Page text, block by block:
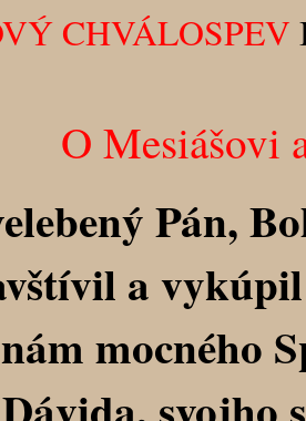
CHVÁLOSPEV
O Mesiášovi
Pán,
a
mocného